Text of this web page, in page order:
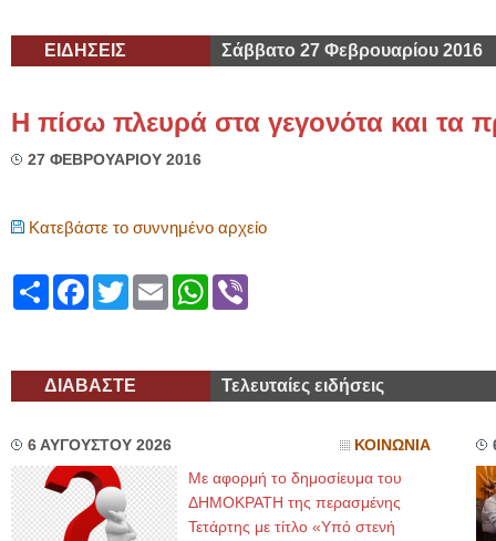
ΕΙΔΗΣΕΙΣ Σάββατο 27 Φεβρουαρίου 2016
Η πίσω πλευρά στα γεγονότα και τα
27 ΦΕΒΡΟΥΑΡΙΟΥ 2016
Κατεβάστε το συννημένο αρχείο
ShareFacebook
TwitterEmailWhatsApp
ΔΙΑΒΑΣΤΕ Τελευταίες ειδήσεις
6 ΑΥΓΟΥΣΤΟΥ 2026 ΚΟΙΝΩΝΙΑ
Με αφορμή το δημοσίευμα του
ΔΗΜΟΚΡΑΤΗ της περασμένης
Τετάρτης με τίτλο «Υπό στενή